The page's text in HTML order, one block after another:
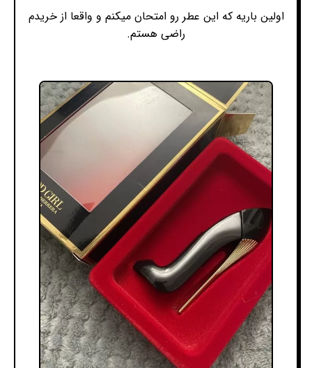
اولین باریه که این عطر رو امتحان میکنم و واقعا از خریدم
راضی هستم.